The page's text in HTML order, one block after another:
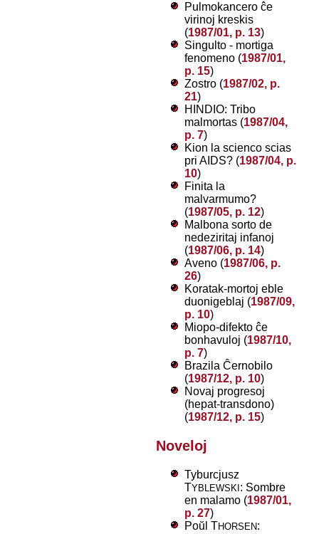
Pulmokancero ĉe
virinoj kreskis
(1987/01, p. 13)
Singulto - mortiga
fenomeno (1987/01,
p. 15)
Zostro (1987/02, p.
21)
HINDIO: Tribo
malmortas (1987/04,
p. 7)
Kion la scienco scias
pri AIDS? (1987/04, p.
10)
Finita la
malvarmumo?
(1987/05, p. 12)
Malbona sorto de
nedeziritaj infanoj
(1987/06, p. 14)
Aveno (1987/06, p.
26)
Koratak-mortoj eble
duonigeblaj (1987/09,
p. 10)
Miopo-difekto ĉe
bonhavuloj (1987/10,
p. 7)
Brazila Ĉernobilo
(1987/12, p. 10)
Novaj progresoj
(hepat-transdono)
(1987/12, p. 15)
Noveloj
Tyburcjusz
TYBLEWSKI : Sombre
en malamo (1987/01,
p. 27)
Poŭl THORSEN: